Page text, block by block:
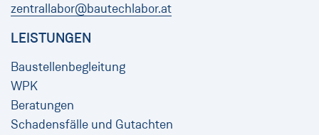
zentrallabor@bautechlabor.at
LEISTUNGEN
Baustellenbegleitung
WPK
Beratungen
Schadensfälle und Gutachten